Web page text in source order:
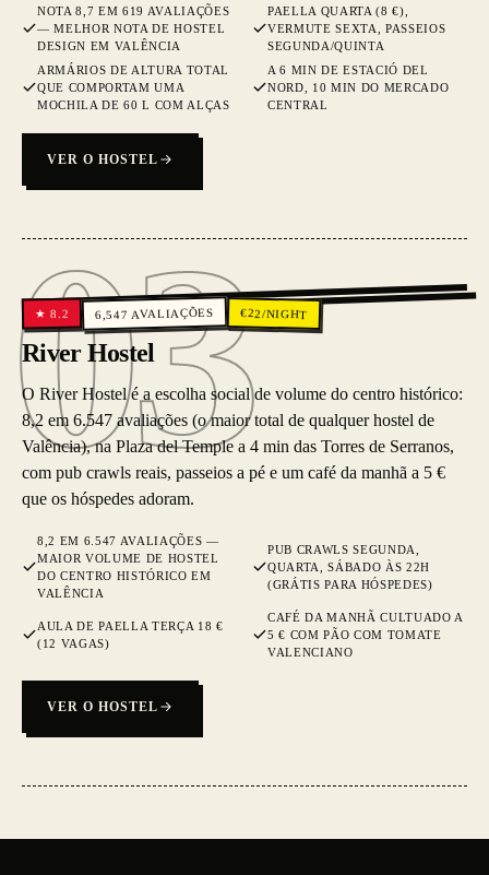
NOTA 8,7 EM 619 AVALIAÇÕES
— MELHOR NOTA DE HOSTEL
DESIGN EM VALÊNCIA
PAELLA QUARTA (8 €),
VERMUTE SEXTA, PASSEIOS
SEGUNDA/QUINTA
ARMÁRIOS DE ALTURA TOTAL
QUE COMPORTAM UMA
MOCHILA DE 60 L COM ALÇAS
A 6 MIN DE ESTACIÓ DEL
NORD, 10 MIN DO MERCADO
CENTRAL
VER O HOSTEL
03
03
★8.2 6,547 AVALIAÇÕES €22/NIGHT
River Hostel
O River Hostel é a escolha social de volume do centro histórico:
8,2 em 6.547 avaliações (o maior total de qualquer hostel de
Valência), na Plaza del Temple a 4 min das Torres de Serranos,
com pub crawls reais, passeios a pé e um café da manhã a 5 €
que os hóspedes adoram.
8,2 EM 6.547 AVALIAÇÕES —
MAIOR VOLUME DE HOSTEL
DO CENTRO HISTÓRICO EM
VALÊNCIA
PUB CRAWLS SEGUNDA,
QUARTA, SÁBADO ÀS 22H
(GRÁTIS PARA HÓSPEDES)
AULA DE PAELLA TERÇA 18 €
(12 VAGAS)
CAFÉ DA MANHÃ CULTUADO A
5 € COM PÃO COM TOMATE
VALENCIANO
VER O HOSTEL